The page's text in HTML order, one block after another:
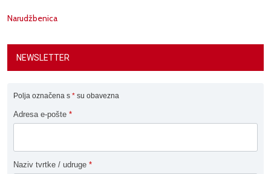
Narudžbenica
NEWSLETTER
Polja označena s * su obavezna
Adresa e-pošte *
Naziv tvrtke / udruge *